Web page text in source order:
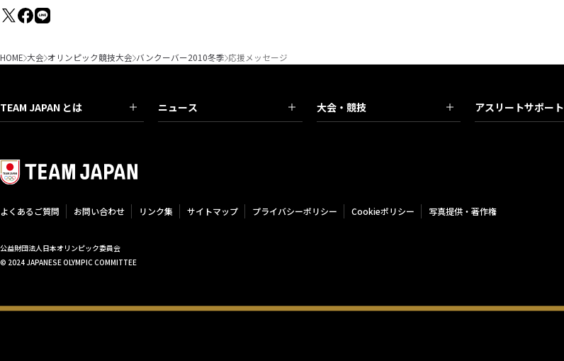
HOME 大会 オリンピック競技大会 バンクーバー2010冬季 応援メッセージ
TEAM JAPAN とは ニュース 大会・競技 アスリートサポート
よくあるご質問 お問い合わせ リンク集 サイトマップ プライバシーポリシー Cookieポリシー 写真提供・著作権
公益財団法人日本オリンピック委員会
© 2024 JAPANESE OLYMPIC COMMITTEE